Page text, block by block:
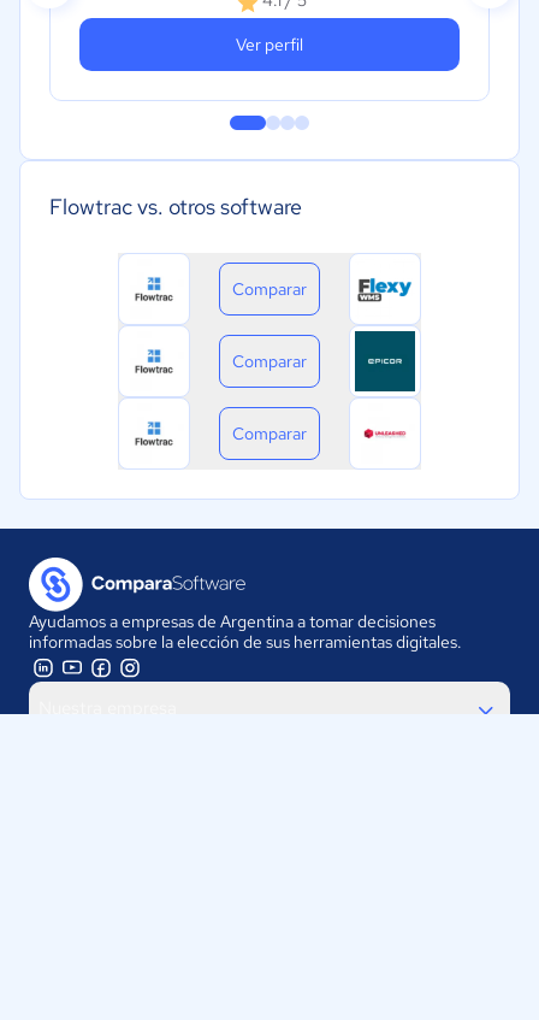
Ver perfil
Flowtrac vs. otros software
Comparar
Comparar
Comparar
Ayudamos a empresas de Argentina a tomar decisiones
informadas sobre la elección de sus herramientas digitales.